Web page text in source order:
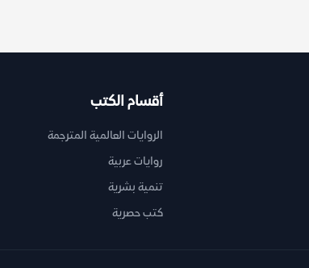
أقسام الكتب
الروايات العالمية المترجمة
روايات عربية
تنمية بشرية
كتب حصرية